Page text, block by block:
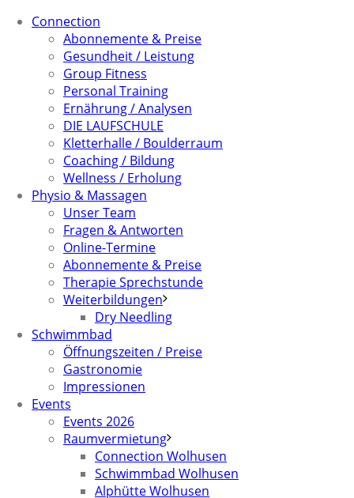
Connection
Abonnemente & Preise
Gesundheit / Leistung
Group Fitness
Personal Training
Ernährung / Analysen
DIE LAUFSCHULE
Kletterhalle / Boulderraum
Coaching / Bildung
Wellness / Erholung
Physio & Massagen
Unser Team
Fragen & Antworten
Online-Termine
Abonnemente & Preise
Therapie Sprechstunde
Weiterbildungen
Dry Needling
Schwimmbad
Öffnungszeiten / Preise
Gastronomie
Impressionen
Events
Events 2026
Raumvermietung
Connection Wolhusen
Schwimmbad Wolhusen
Alphütte Wolhusen